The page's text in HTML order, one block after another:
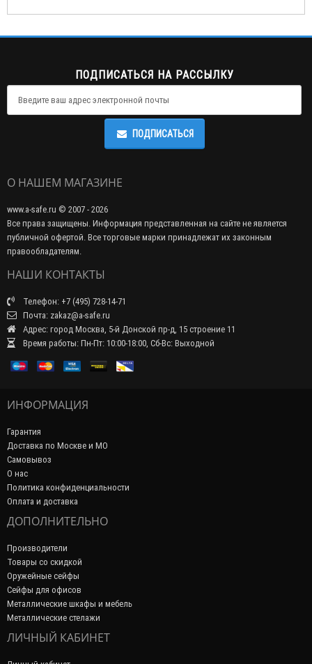
ПОДПИСАТЬСЯ НА РАССЫЛКУ
ПОДПИСАТЬСЯ
О НАШЕМ МАГАЗИНЕ
www.a-safe.ru © 2007 - 2026
Все права защищены. Информация представленная на сайте не является
публичной офертой. Все торговые марки принадлежат их законным
правообладателям.
НАШИ КОНТАКТЫ
Телефон: +7 (495) 728-14-71
Почта: zakaz@a-safe.ru
Адрес: город Москва, 5-й Донской пр-д, 15 строение 11
Время работы: Пн-Пт: 10:00-18:00, Сб-Вс: Выходной
ИНФОРМАЦИЯ
Гарантия
Доставка по Москве и МО
Самовывоз
О нас
Политика конфиденциальности
Оплата и доставка
ДОПОЛНИТЕЛЬНО
Производители
Товары со скидкой
Оружейные сейфы
Сейфы для офисов
Металлические шкафы и мебель
Металлические стелажи
ЛИЧНЫЙ КАБИНЕТ